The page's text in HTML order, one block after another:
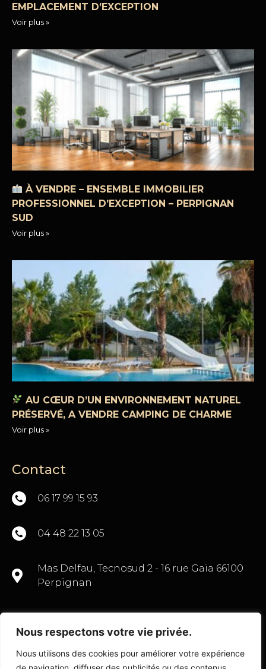
Nous respectons votre vie privée.
Nous utilisons des cookies pour améliorer votre expérience
EMPLACEMENT D’EXCEPTION
Voir plus »
À VENDRE – ENSEMBLE IMMOBILIER
PROFESSIONNEL D’EXCEPTION – PERPIGNAN
SUD
Voir plus »
AU CŒUR D’UN ENVIRONNEMENT NATUREL
PRÉSERVÉ, A VENDRE CAMPING DE CHARME
Voir plus »
Contact
06 17 99 15 93
04 48 22 13 05
Mas Delfau, Tecnosud 2 - 16 rue Gaïa 66100
Perpignan
CONTACTEZ-NOUS